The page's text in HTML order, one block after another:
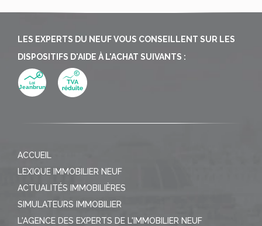
LES EXPERTS DU NEUF VOUS CONSEILLENT SUR LES
DISPOSITIFS D'AIDE À L'ACHAT SUIVANTS :
ACCUEIL
LEXIQUE IMMOBILIER NEUF
ACTUALITÉS IMMOBILIÈRES
SIMULATEURS IMMOBILIER
L'AGENCE DES EXPERTS DE L'IMMOBILIER NEUF